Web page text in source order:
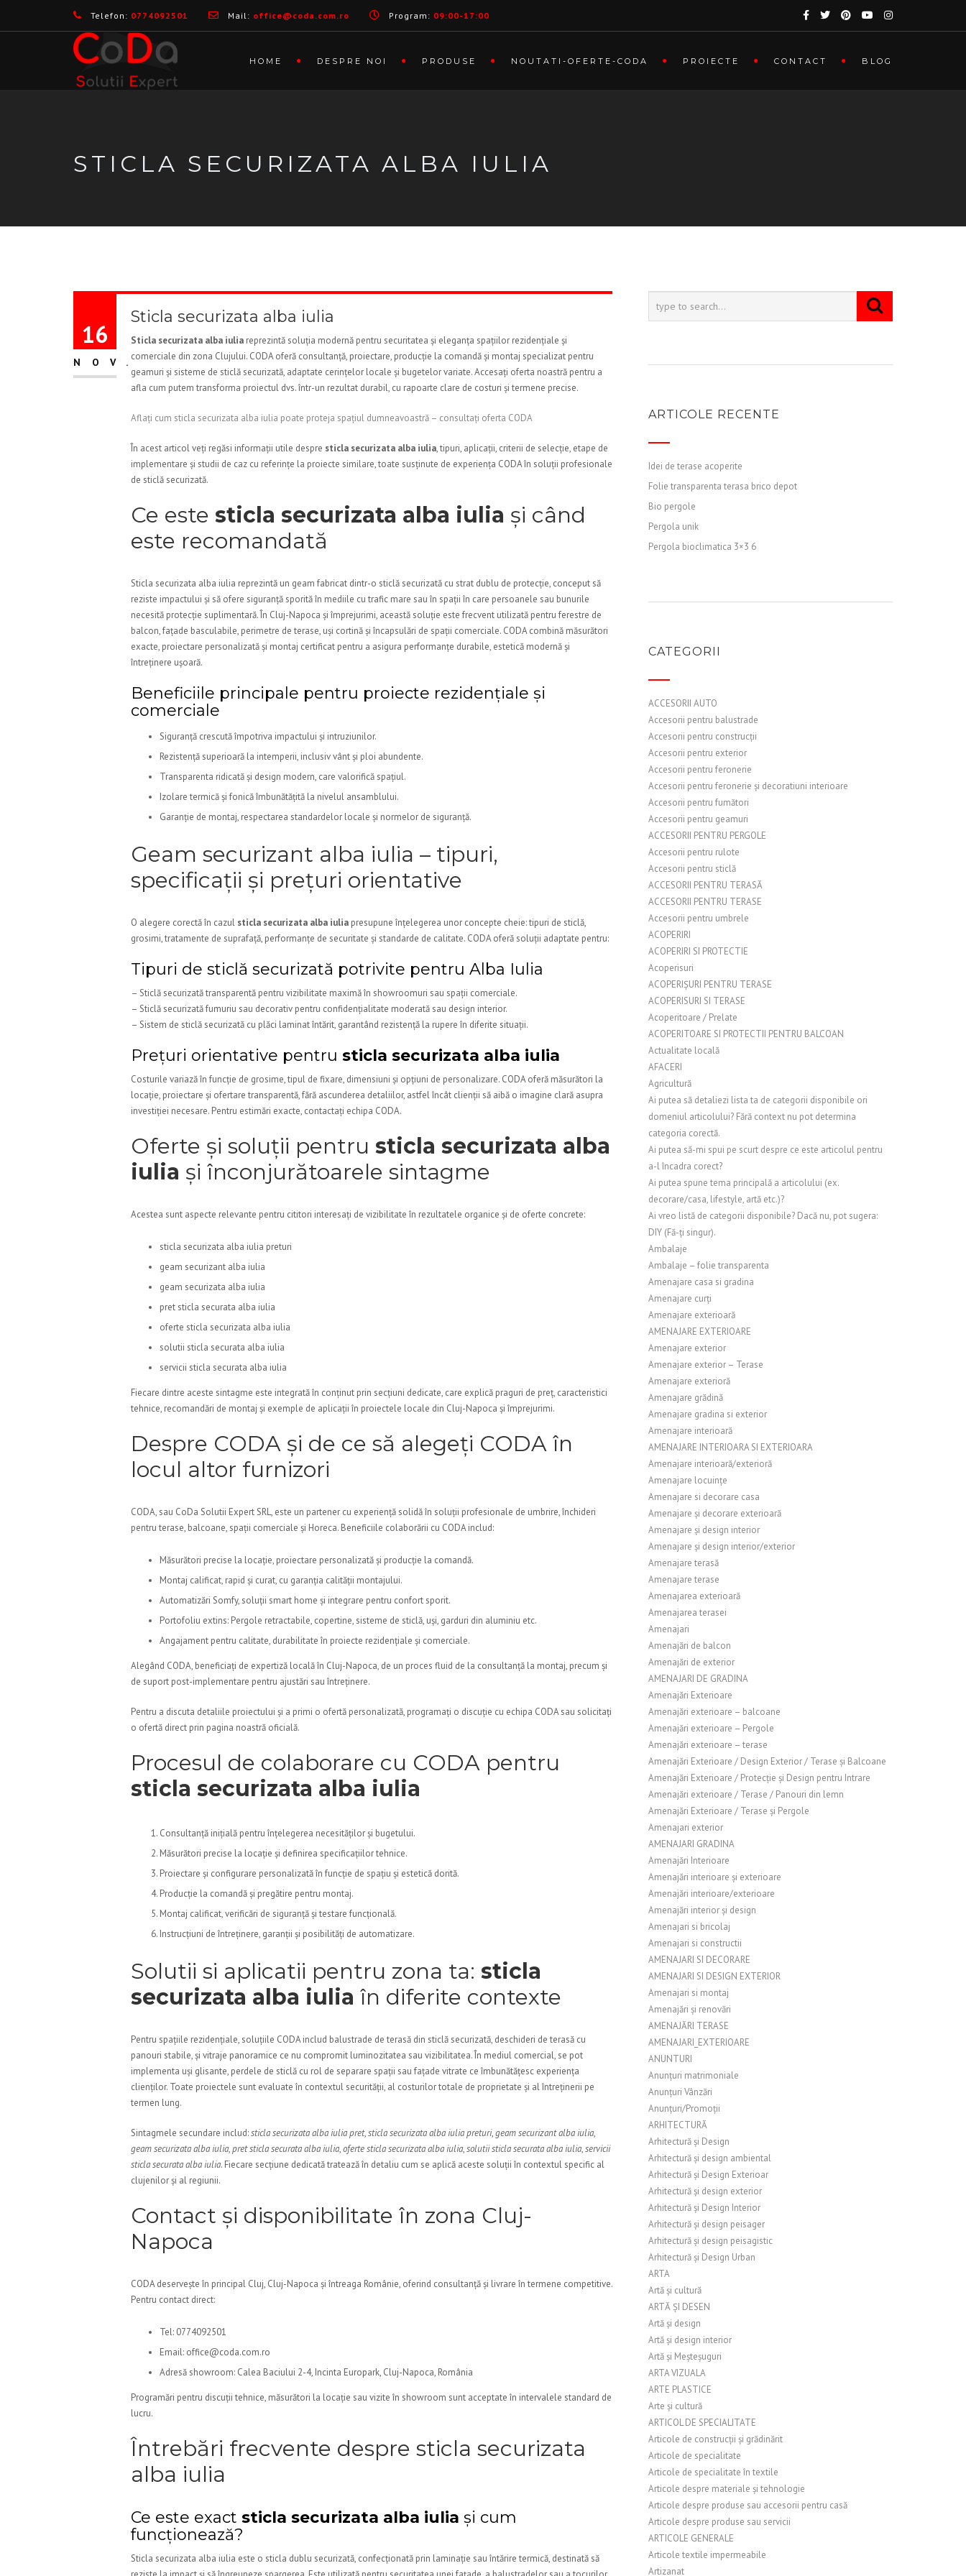
Telefon: 0774092501 Mail: office@coda.com.ro Program: 09:00-17:00
HOME DESPRE NOI PRODUSE NOUTATI-OFERTE-CODA PROIECTE CONTACT BLOG
STICLA SECURIZATA ALBA IULIA
16
NOV.
Sticla securizata alba iulia
Sticla securizata alba iulia reprezintă soluția modernă pentru securitatea și eleganța spațiilor rezidențiale și
comerciale din zona Clujului. CODA oferă consultanță, proiectare, producție la comandă și montaj specializat pentru
geamuri și sisteme de sticlă securizată, adaptate cerințelor locale și bugetelor variate. Accesați oferta noastră pentru a
afla cum putem transforma proiectul dvs. într-un rezultat durabil, cu rapoarte clare de costuri și termene precise.
Aflați cum sticla securizata alba iulia poate proteja spațiul dumneavoastră – consultați oferta CODA
În acest articol veți regăsi informații utile despre sticla securizata alba iulia, tipuri, aplicații, criterii de selecție, etape de
implementare și studii de caz cu referințe la proiecte similare, toate susținute de experiența CODA în soluții profesionale
de sticlă securizată.
Ce este sticla securizata alba iulia și când
este recomandată
Sticla securizata alba iulia reprezintă un geam fabricat dintr-o sticlă securizată cu strat dublu de protecție, conceput să
reziste impactului și să ofere siguranță sporită în mediile cu trafic mare sau în spații în care persoanele sau bunurile
necesită protecție suplimentară. În Cluj-Napoca și împrejurimi, această soluție este frecvent utilizată pentru ferestre de
balcon, fațade basculabile, perimetre de terase, uși cortină și încapsulări de spații comerciale. CODA combină măsurători
exacte, proiectare personalizată și montaj certificat pentru a asigura performanțe durabile, estetică modernă și
întreținere ușoară.
Beneficiile principale pentru proiecte rezidențiale și
comerciale
Siguranță crescută împotriva impactului și intruziunilor.
Rezistență superioară la intemperii, inclusiv vânt și ploi abundente.
Transparenta ridicată și design modern, care valorifică spațiul.
Izolare termică și fonică îmbunătățită la nivelul ansamblului.
Garanție de montaj, respectarea standardelor locale și normelor de siguranță.
Geam securizant alba iulia – tipuri,
specificații și prețuri orientative
O alegere corectă în cazul sticla securizata alba iulia presupune înțelegerea unor concepte cheie: tipuri de sticlă,
grosimi, tratamente de suprafață, performanțe de securitate și standarde de calitate. CODA oferă soluții adaptate pentru:
Tipuri de sticlă securizată potrivite pentru Alba Iulia
– Sticlă securizată transparentă pentru vizibilitate maximă în showroomuri sau spații comerciale.
– Sticlă securizată fumuriu sau decorativ pentru confidențialitate moderată sau design interior.
– Sistem de sticlă securizată cu plăci laminat întărit, garantând rezistență la rupere în diferite situații.
Prețuri orientative pentru sticla securizata alba iulia
Costurile variază în funcție de grosime, tipul de fixare, dimensiuni și opțiuni de personalizare. CODA oferă măsurători la
locație, proiectare și ofertare transparentă, fără ascunderea detaliilor, astfel încât clienții să aibă o imagine clară asupra
investiției necesare. Pentru estimări exacte, contactați echipa CODA.
Oferte și soluții pentru sticla securizata alba
iulia și înconjurătoarele sintagme
Acestea sunt aspecte relevante pentru cititori interesați de vizibilitate în rezultatele organice și de oferte concrete:
sticla securizata alba iulia preturi
geam securizant alba iulia
geam securizata alba iulia
pret sticla securata alba iulia
oferte sticla securizata alba iulia
solutii sticla securata alba iulia
servicii sticla securata alba iulia
Fiecare dintre aceste sintagme este integrată în conținut prin secțiuni dedicate, care explică praguri de preț, caracteristici
tehnice, recomandări de montaj și exemple de aplicații în proiectele locale din Cluj-Napoca și împrejurimi.
Despre CODA și de ce să alegeți CODA în
locul altor furnizori
CODA, sau CoDa Solutii Expert SRL, este un partener cu experiență solidă în soluții profesionale de umbrire, închideri
pentru terase, balcoane, spații comerciale și Horeca. Beneficiile colaborării cu CODA includ:
Măsurători precise la locație, proiectare personalizată și producție la comandă.
Montaj calificat, rapid și curat, cu garanția calității montajului.
Automatizări Somfy, soluții smart home și integrare pentru confort sporit.
Portofoliu extins: Pergole retractabile, copertine, sisteme de sticlă, uși, garduri din aluminiu etc.
Angajament pentru calitate, durabilitate în proiecte rezidențiale și comerciale.
Alegând CODA, beneficiați de expertiză locală în Cluj-Napoca, de un proces fluid de la consultanță la montaj, precum și
de suport post-implementare pentru ajustări sau întreținere.
Pentru a discuta detaliile proiectului și a primi o ofertă personalizată, programați o discuție cu echipa CODA sau solicitați
o ofertă direct prin pagina noastră oficială.
Procesul de colaborare cu CODA pentru
sticla securizata alba iulia
Consultanță inițială pentru înțelegerea necesităților și bugetului.
Măsurători precise la locație și definirea specificațiilor tehnice.
Proiectare și configurare personalizată în funcție de spațiu și estetică dorită.
Producție la comandă și pregătire pentru montaj.
Montaj calificat, verificări de siguranță și testare funcțională.
Instrucțiuni de întreținere, garanții și posibilități de automatizare.
Solutii si aplicatii pentru zona ta: sticla
securizata alba iulia în diferite contexte
Pentru spațiile rezidențiale, soluțiile CODA includ balustrade de terasă din sticlă securizată, deschideri de terasă cu
panouri stabile, și vitraje panoramice ce nu compromit luminozitatea sau vizibilitatea. În mediul comercial, se pot
implementa uși glisante, perdele de sticlă cu rol de separare spații sau fațade vitrate ce îmbunătățesc experiența
clienților. Toate proiectele sunt evaluate în contextul securității, al costurilor totale de proprietate și al întreținerii pe
termen lung.
Sintagmele secundare includ:sticla securizata alba iulia pret,sticla securizata alba iulia preturi,geam securizant alba iulia,
geam securizata alba iulia,pret sticla securata alba iulia,oferte sticla securizata alba iulia,solutii sticla securata alba iulia,servicii
sticla securata alba iulia. Fiecare secțiune dedicată tratează în detaliu cum se aplică aceste soluții în contextul specific al
clujenilor și al regiunii.
Contact și disponibilitate în zona Cluj-
Napoca
CODA deservește în principal Cluj, Cluj-Napoca și întreaga Românie, oferind consultanță și livrare în termene competitive.
Pentru contact direct:
Tel: 0774092501
Email: office@coda.com.ro
Adresă showroom: Calea Baciului 2-4, Incinta Europark, Cluj-Napoca, România
Programări pentru discuții tehnice, măsurători la locație sau vizite în showroom sunt acceptate în intervalele standard de
lucru.
Întrebări frecvente despre sticla securizata
alba iulia
Ce este exact sticla securizata alba iulia și cum
funcționează?
Sticla securizata alba iulia este o sticla dublu securizată, confecționată prin laminație sau întărire termică, destinată să
ARTICOLE RECENTE
Idei de terase acoperite
Folie transparenta terasa brico depot
Bio pergole
Pergola unik
Pergola bioclimatica 3×3 6
CATEGORII
ACCESORII AUTO
Accesorii pentru balustrade
Accesorii pentru construcții
Accesorii pentru exterior
Accesorii pentru feronerie
Accesorii pentru feronerie și decoratiuni interioare
Accesorii pentru fumători
Accesorii pentru geamuri
ACCESORII PENTRU PERGOLE
Accesorii pentru rulote
Accesorii pentru sticlă
ACCESORII PENTRU TERASĂ
ACCESORII PENTRU TERASE
Accesorii pentru umbrele
ACOPERIRI
ACOPERIRI SI PROTECTIE
Acoperisuri
ACOPERIȘURI PENTRU TERASE
ACOPERISURI SI TERASE
Acoperitoare / Prelate
ACOPERITOARE SI PROTECTII PENTRU BALCOAN
Actualitate locală
AFACERI
Agricultură
Ai putea să detaliezi lista ta de categorii disponibile ori
domeniul articolului? Fără context nu pot determina
categoria corectă.
Ai putea să-mi spui pe scurt despre ce este articolul pentru
a-l încadra corect?
Ai putea spune tema principală a articolului (ex.
decorare/casa, lifestyle, artă etc.)?
Ai vreo listă de categorii disponibile? Dacă nu, pot sugera:
DIY (Fă-ți singur).
Ambalaje
Ambalaje – folie transparenta
Amenajare casa si gradina
Amenajare curți
Amenajare exterioară
AMENAJARE EXTERIOARE
Amenajare exterior
Amenajare exterior – Terase
Amenajare exterioră
Amenajare grădină
Amenajare gradina si exterior
Amenajare interioară
AMENAJARE INTERIOARA SI EXTERIOARA
Amenajare interioară/exterioră
Amenajare locuințe
Amenajare si decorare casa
Amenajare și decorare exterioară
Amenajare și design interior
Amenajare și design interior/exterior
Amenajare terasă
Amenajare terase
Amenajarea exterioară
Amenajarea terasei
Amenajari
Amenajări de balcon
Amenajări de exterior
AMENAJARI DE GRADINA
Amenajări Exterioare
Amenajări exterioare – balcoane
Amenajări exterioare – Pergole
Amenajări exterioare – terase
Amenajări Exterioare / Design Exterior / Terase și Balcoane
Amenajări Exterioare / Protecție și Design pentru Intrare
Amenajări exterioare / Terase / Panouri din lemn
Amenajări Exterioare / Terase și Pergole
Amenajari exterior
AMENAJARI GRADINA
Amenajări Interioare
Amenajări interioare și exterioare
Amenajări interioare/exterioare
Amenajări interior și design
Amenajari si bricolaj
Amenajari si constructii
AMENAJARI SI DECORARE
AMENAJARI SI DESIGN EXTERIOR
Amenajari si montaj
Amenajări și renovări
AMENAJĂRI TERASE
AMENAJARI_EXTERIOARE
ANUNTURI
Anunțuri matrimoniale
Anunțuri Vânzări
Anunțuri/Promoții
ARHITECTURĂ
Arhitectură și Design
Arhitectură și design ambiental
Arhitectură și Design Exterioar
Arhitectură și design exterior
Arhitectură și Design Interior
Arhitectură și design peisager
Arhitectură și design peisagistic
Arhitectură și Design Urban
ARTA
Artă și cultură
ARTĂ ȘI DESEN
Artă și design
Artă și design interior
Artă și Meșteșuguri
ARTA VIZUALA
ARTE PLASTICE
Arte și cultură
ARTICOL DE SPECIALITATE
Articole de construcții și grădinărit
Articole de specialitate
Articole de specialitate în textile
Articole despre materiale și tehnologie
Articole despre produse sau accesorii pentru casă
Articole despre produse sau servicii
ARTICOLE GENERALE
Articole textile impermeabile
Artizanat